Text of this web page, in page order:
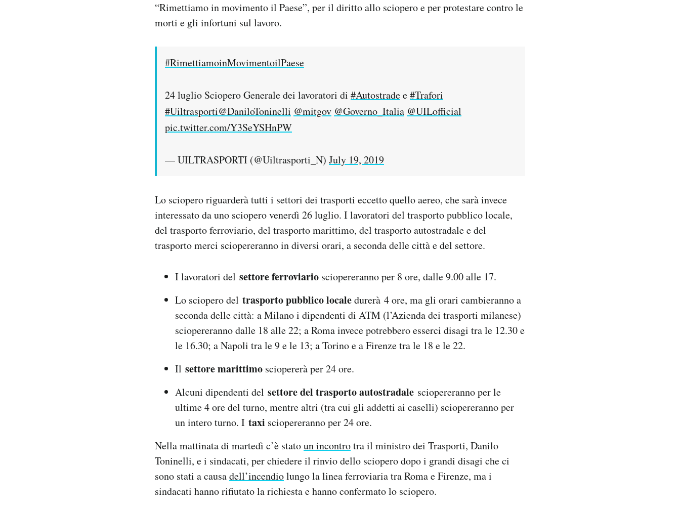
“Rimettiamo in movimento il Paese”, per il diritto allo sciopero e per protestare contro le
morti e gli infortuni sul lavoro.
#RimettiamoinMovimentoilPaese
24 luglio Sciopero Generale dei lavoratori di #Autostradee#Trafori
#Uiltrasporti@DaniloToninelli @mitgov @Governo_Italia @UILofficial
pic.twitter.com/Y3SeYSHnPW
— UILTRASPORTI (@Uiltrasporti_N) July 19, 2019
Lo sciopero riguarderà tutti i settori dei trasporti eccetto quello aereo, che sarà invece
interessato da uno sciopero venerdì 26 luglio. I lavoratori del trasporto pubblico locale,
del trasporto ferroviario, del trasporto marittimo, del trasporto autostradale e del
trasporto merci sciopereranno in diversi orari, a seconda delle città e del settore.
I lavoratori del settore ferroviario sciopereranno per 8 ore, dalle 9.00 alle 17.
Lo sciopero del trasporto pubblico localedurerà 4 ore, ma gli orari cambieranno a
seconda delle città: a Milano i dipendenti di ATM (l’Azienda dei trasporti milanese)
sciopereranno dalle 18 alle 22; a Roma invece potrebbero esserci disagi tra le 12.30 e
le 16.30; a Napoli tra le 9 e le 13; a Torino e a Firenze tra le 18 e le 22.
Il settore marittimo sciopererà per 24 ore.
Alcuni dipendenti del settore del trasporto autostradale sciopereranno per le
ultime 4 ore del turno, mentre altri (tra cui gli addetti ai caselli) sciopereranno per
un intero turno. I taxi sciopereranno per 24 ore.
Nella mattinata di martedì c’è statoun incontrotra il ministro dei Trasporti, Danilo
Toninelli, e i sindacati, per chiedere il rinvio dello sciopero dopo i grandi disagi che ci
sono stati a causadell’incendiolungo la linea ferroviaria tra Roma e Firenze, ma i
sindacati hanno rifiutato la richiesta e hanno confermato lo sciopero.